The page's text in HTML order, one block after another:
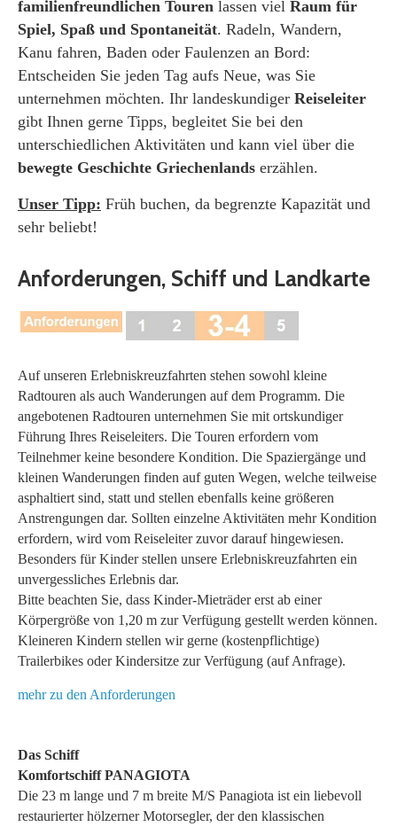
familienfreundlichen Touren lassen viel Raum für
Spiel, Spaß und Spontaneität. Radeln, Wandern,
Kanu fahren, Baden oder Faulenzen an Bord:
Entscheiden Sie jeden Tag aufs Neue, was Sie
unternehmen möchten. Ihr landeskundiger Reiseleiter
gibt Ihnen gerne Tipps, begleitet Sie bei den
unterschiedlichen Aktivitäten und kann viel über die
bewegte Geschichte Griechenlands erzählen.
Unser Tipp: Früh buchen, da begrenzte Kapazität und
sehr beliebt!
Anforderungen, Schiff und Landkarte
Auf unseren Erlebniskreuzfahrten stehen sowohl kleine
Radtouren als auch Wanderungen auf dem Programm. Die
angebotenen Radtouren unternehmen Sie mit ortskundiger
Führung Ihres Reiseleiters. Die Touren erfordern vom
Teilnehmer keine besondere Kondition. Die Spaziergänge und
kleinen Wanderungen finden auf guten Wegen, welche teilweise
asphaltiert sind, statt und stellen ebenfalls keine größeren
Anstrengungen dar. Sollten einzelne Aktivitäten mehr Kondition
erfordern, wird vom Reiseleiter zuvor darauf hingewiesen.
Besonders für Kinder stellen unsere Erlebniskreuzfahrten ein
unvergessliches Erlebnis dar.
Bitte beachten Sie, dass Kinder-Mieträder erst ab einer
Körpergröße von 1,20 m zur Verfügung gestellt werden können.
Kleineren Kindern stellen wir gerne (kostenpflichtige)
Trailerbikes oder Kindersitze zur Verfügung (auf Anfrage).
mehr zu den Anforderungen
Das Schiff
Komfortschiff PANAGIOTA
Die 23 m lange und 7 m breite M/S Panagiota ist ein liebevoll
restaurierter hölzerner Motorsegler, der den klassischen